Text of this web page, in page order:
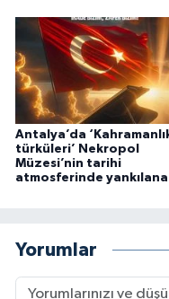
Antalya’da
türküleri’ Nekropol
Müzesi’nin tarihi
atmosferinde
Yorumlar